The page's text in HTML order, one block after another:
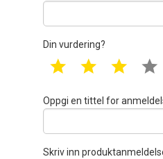
Din vurdering?
1 star 2 star 3 star
Oppgi en tittel for
Skriv inn